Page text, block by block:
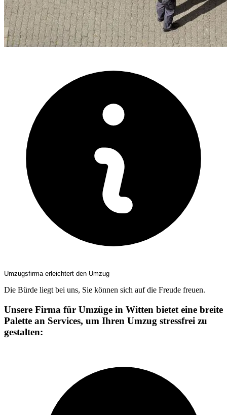
Umzugsfirma erleichtert den Umzug
Die Bürde liegt bei uns, Sie können sich auf die Freude freuen.
Unsere Firma für Umzüge in Witten bietet eine breite
Palette an Services, um Ihren Umzug stressfrei zu
gestalten: